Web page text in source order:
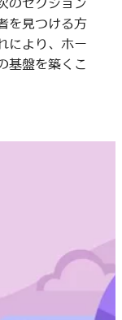
のセクション
を見つける方
により、ホー
基盤を築くこ